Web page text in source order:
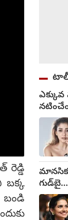
రెడ్డి
బక్క
ఎక్కువ